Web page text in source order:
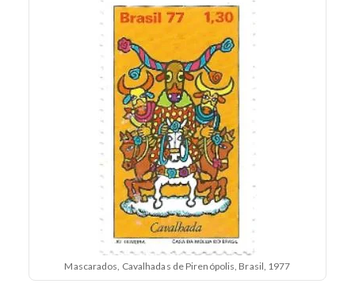
Mascarados, Cavalhadas de Pirenópolis, Brasil, 1977